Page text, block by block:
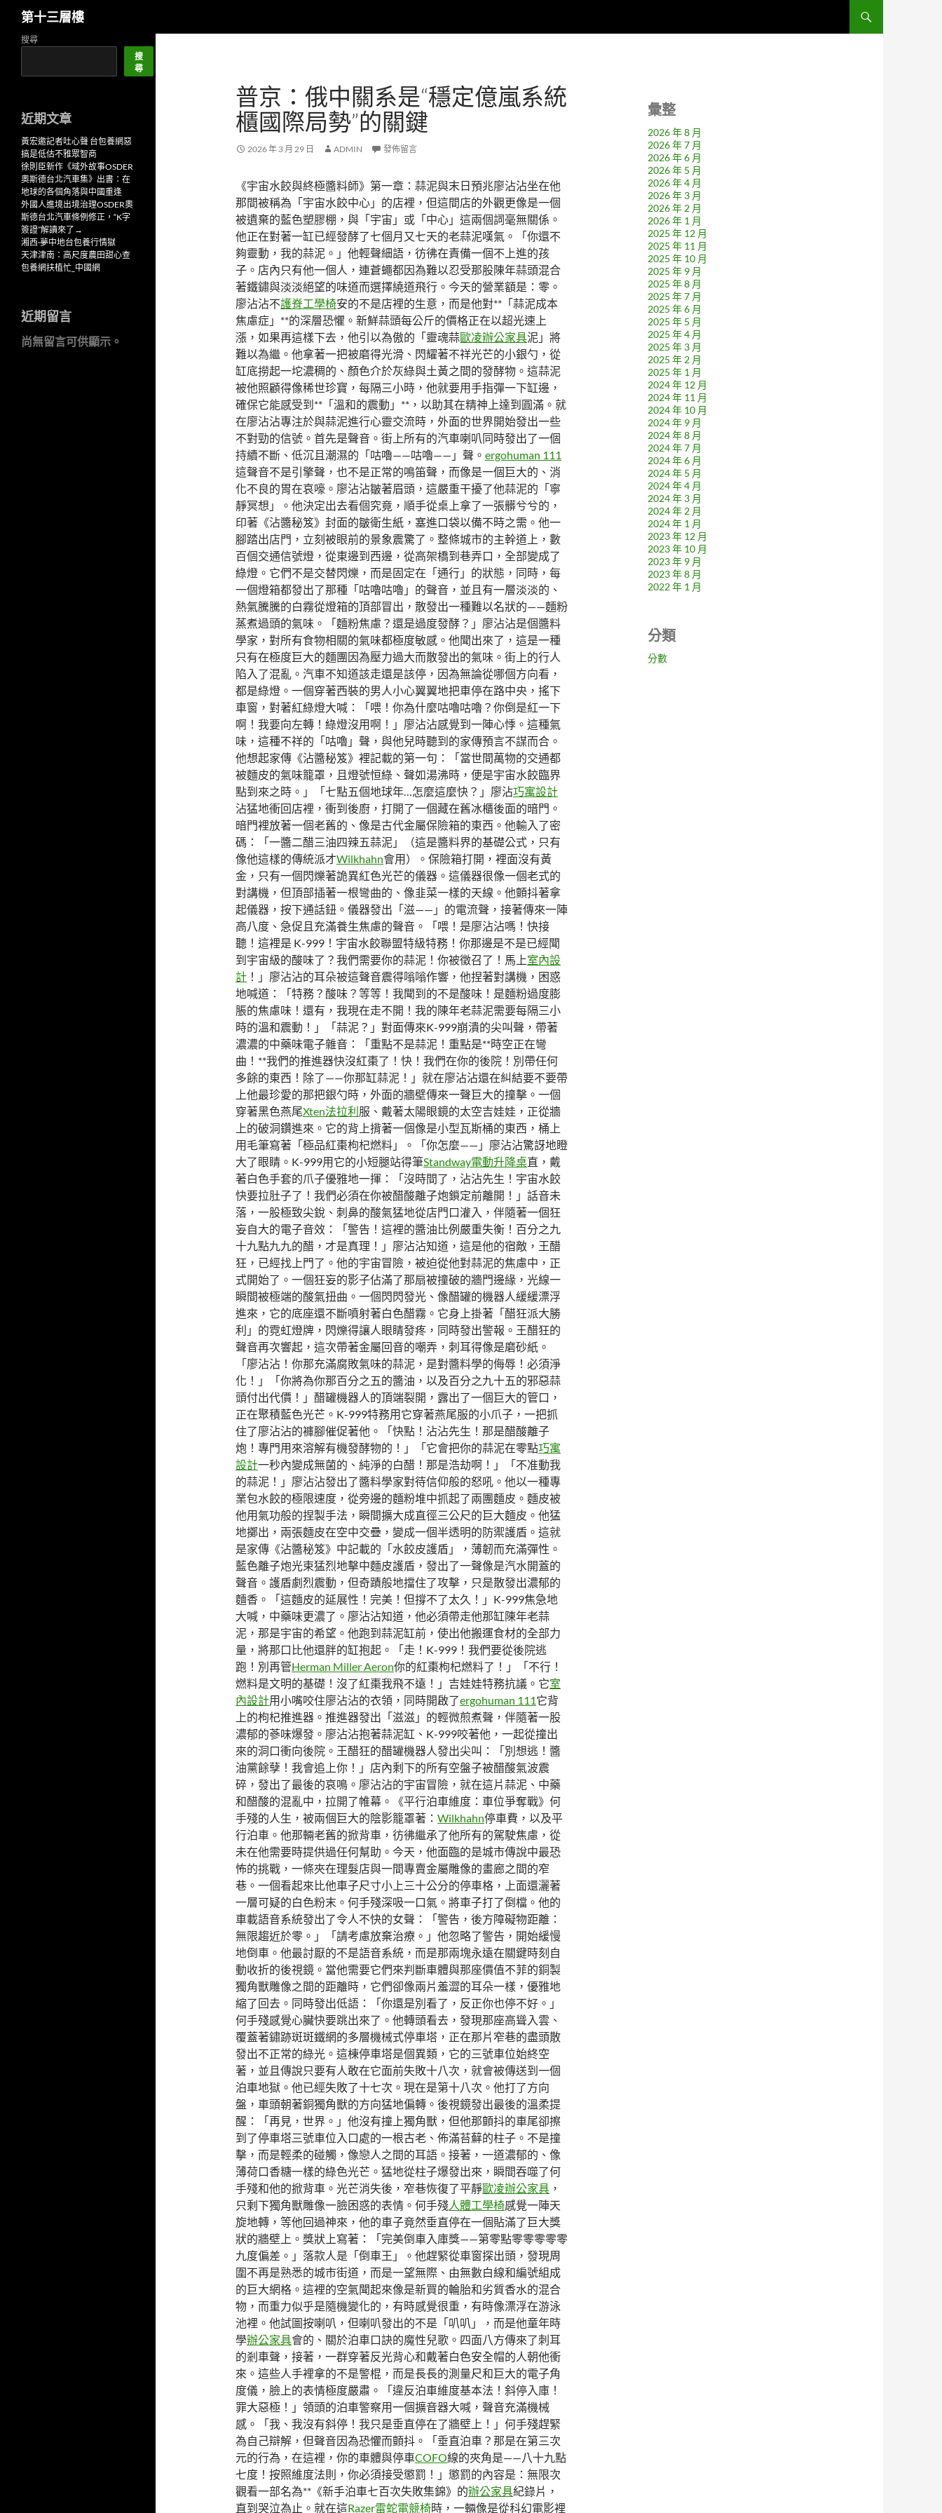
第十三層樓
普京：俄中關系是“穩定億嵐系統
櫃國際局勢”的關鍵
2026 年 3 月 29 日 ADMIN 發佈留言
《宇宙水餃與終極醬料師》第一章：蒜泥與末日預兆廖沾沾坐在他
那間被稱為「宇宙水餃中心」的店裡，但這間店的外觀更像是一個
被遺棄的藍色塑膠棚，與「宇宙」或「中心」這兩個詞毫無關係。
他正在對著一缸已經發酵了七個月又七天的老蒜泥嘆氣。「你還不
夠靈動，我的蒜泥。」他輕聲細語，彷彿在責備一個不上進的孩
子。店內只有他一個人，連蒼蠅都因為難以忍受那股陳年蒜頭混合
著鐵鏽與淡淡絕望的味道而選擇繞道飛行。今天的營業額是：零。
廖沾沾不護脊工學椅安的不是店裡的生意，而是他對**「蒜泥成本
焦慮症」**的深層恐懼。新鮮蒜頭每公斤的價格正在以超光速上
漲，如果再這樣下去，他引以為傲的「靈魂蒜歐凌辦公家具泥」將
難以為繼。他拿著一把被磨得光滑、閃耀著不祥光芒的小銀勺，從
缸底撈起一坨濃稠的、顏色介於灰綠與土黃之間的發酵物。這蒜泥
被他照顧得像稀世珍寶，每隔三小時，他就要用手指彈一下缸邊，
確保它能感受到**「溫和的震動」**，以助其在精神上達到圓滿。就
在廖沾沾專注於與蒜泥進行心靈交流時，外面的世界開始發出一些
不對勁的信號。首先是聲音。街上所有的汽車喇叭同時發出了一個
持續不斷、低沉且潮濕的「咕嚕——咕嚕——」聲。 ergohuman 111
這聲音不是引擎聲，也不是正常的鳴笛聲，而像是一個巨大的、消
化不良的胃在哀嚎。廖沾沾皺著眉頭，這嚴重干擾了他蒜泥的「寧
靜冥想」。他決定出去看個究竟，順手從桌上拿了一張髒兮兮的，
印著《沾醬秘笈》封面的皺衛生紙，塞進口袋以備不時之需。他一
腳踏出店門，立刻被眼前的景象震驚了。整條城市的主幹道上，數
百個交通信號燈，從東邊到西邊，從高架橋到巷弄口，全部變成了
綠燈。它們不是交替閃爍，而是固定在「通行」的狀態，同時，每
一個燈箱都發出了那種「咕嚕咕嚕」的聲音，並且有一層淡淡的、
熱氣騰騰的白霧從燈箱的頂部冒出，散發出一種難以名狀的——麵粉
蒸煮過頭的氣味。「麵粉焦慮？還是過度發酵？」廖沾沾是個醬料
學家，對所有食物相關的氣味都極度敏感。他聞出來了，這是一種
只有在極度巨大的麵團因為壓力過大而散發出的氣味。街上的行人
陷入了混亂。汽車不知道該走還是該停，因為無論從哪個方向看，
都是綠燈。一個穿著西裝的男人小心翼翼地把車停在路中央，搖下
車窗，對著紅綠燈大喊：「喂！你為什麼咕嚕咕嚕？你倒是紅一下
啊！我要向左轉！綠燈沒用啊！」廖沾沾感覺到一陣心悸。這種氣
味，這種不祥的「咕嚕」聲，與他兒時聽到的家傳預言不謀而合。
他想起家傳《沾醬秘笈》裡記載的第一句：「當世間萬物的交通都
被麵皮的氣味籠罩，且燈號恒綠、聲如湯沸時，便是宇宙水餃臨界
點到來之時。」「七點五個地球年…怎麼這麼快？」廖沾巧寓設計
沾猛地衝回店裡，衝到後廚，打開了一個藏在舊冰櫃後面的暗門。
暗門裡放著一個老舊的、像是古代金屬保險箱的東西。他輸入了密
碼：「一醬二醋三油四辣五蒜泥」（這是醬料界的基礎公式，只有
像他這樣的傳統派才Wilkhahn會用）。保險箱打開，裡面沒有黃
金，只有一個閃爍著詭異紅色光芒的儀器。這儀器很像一個老式的
對講機，但頂部插著一根彎曲的、像韭菜一樣的天線。他顫抖著拿
起儀器，按下通話鈕。儀器發出「滋——」的電流聲，接著傳來一陣
高八度、急促且充滿養生焦慮的聲音。「喂！是廖沾沾嗎！快接
聽！這裡是 K-999！宇宙水餃聯盟特級特務！你那邊是不是已經聞
到宇宙級的酸味了？我們需要你的蒜泥！你被徵召了！馬上室內設
計 ！」廖沾沾的耳朵被這聲音震得嗡嗡作響，他捏著對講機，困惑
地喊道：「特務？酸味？等等！我聞到的不是酸味！是麵粉過度膨
脹的焦慮味！還有，我現在走不開！我的陳年老蒜泥需要每隔三小
時的溫和震動！」「蒜泥？」對面傳來K-999崩潰的尖叫聲，帶著
濃濃的中藥味電子雜音：「重點不是蒜泥！重點是**時空正在彎
曲！**我們的推進器快沒紅棗了！快！我們在你的後院！別帶任何
多餘的東西！除了——你那缸蒜泥！」就在廖沾沾還在糾結要不要帶
上他最珍愛的那把銀勺時，外面的牆壁傳來一聲巨大的撞擊。一個
穿著黑色燕尾Xten法拉利服、戴著太陽眼鏡的太空吉娃娃，正從牆
上的破洞鑽進來。它的背上揹著一個像是小型瓦斯桶的東西，桶上
用毛筆寫著「極品紅棗枸杞燃料」。「你怎麼——」廖沾沾驚訝地瞪
大了眼睛。K-999用它的小短腿站得筆Standway電動升降桌直，戴
著白色手套的爪子優雅地一揮：「沒時間了，沾沾先生！宇宙水餃
快要拉肚子了！我們必須在你被醋酸離子炮鎖定前離開！」話音未
落，一股極致尖銳、刺鼻的酸氣猛地從店門口灌入，伴隨著一個狂
妄自大的電子音效：「警告！這裡的醬油比例嚴重失衡！百分之九
十九點九九的醋，才是真理！」廖沾沾知道，這是他的宿敵，王醋
狂，已經找上門了。他的宇宙冒險，被迫從他對蒜泥的焦慮中，正
式開始了。一個狂妄的影子佔滿了那扇被撞破的牆門邊緣，光線一
瞬間被極端的酸氣扭曲。一個閃閃發光、像醋罐的機器人緩緩漂浮
進來，它的底座還不斷噴射著白色醋霧。它身上掛著「醋狂派大勝
利」的霓虹燈牌，閃爍得讓人眼睛發疼，同時發出警報。王醋狂的
聲音再次響起，這次帶著金屬回音的嘲弄，刺耳得像是磨砂紙。
「廖沾沾！你那充滿腐敗氣味的蒜泥，是對醬料學的侮辱！必須淨
化！」「你將為你那百分之五的醬油，以及百分之九十五的邪惡蒜
頭付出代價！」醋罐機器人的頂端裂開，露出了一個巨大的管口，
正在聚積藍色光芒。K-999特務用它穿著燕尾服的小爪子，一把抓
住了廖沾沾的褲腳催促著他。「快點！沾沾先生！那是醋酸離子
炮！專門用來溶解有機發酵物的！」「它會把你的蒜泥在零點巧寓
設計一秒內變成無菌的、純淨的白醋！那是浩劫啊！」「不准動我
的蒜泥！」廖沾沾發出了醬料學家對待信仰般的怒吼。他以一種專
業包水餃的極限速度，從旁邊的麵粉堆中抓起了兩團麵皮。麵皮被
他用氣功般的捏製手法，瞬間擴大成直徑三公尺的巨大麵皮。他猛
地擲出，兩張麵皮在空中交疊，變成一個半透明的防禦護盾。這就
是家傳《沾醬秘笈》中記載的「水餃皮護盾」，薄韌而充滿彈性。
藍色離子炮光束猛烈地擊中麵皮護盾，發出了一聲像是汽水開蓋的
聲音。護盾劇烈震動，但奇蹟般地擋住了攻擊，只是散發出濃郁的
麵香。「這麵皮的延展性！完美！但撐不了太久！」K-999焦急地
大喊，中藥味更濃了。廖沾沾知道，他必須帶走他那缸陳年老蒜
泥，那是宇宙的希望。他跑到蒜泥缸前，使出他搬運食材的全部力
量，將那口比他還胖的缸抱起。「走！K-999！我們要從後院逃
跑！別再管Herman Miller Aeron你的紅棗枸杞燃料了！」「不行！
燃料是文明的基礎！沒了紅棗我飛不遠！」吉娃娃特務抗議。它室
內設計用小嘴咬住廖沾沾的衣領，同時開啟了ergohuman 111它背
上的枸杞推進器。推進器發出「滋滋」的輕微煎煮聲，伴隨著一股
濃郁的蔘味爆發。廖沾沾抱著蒜泥缸、K-999咬著他，一起從撞出
來的洞口衝向後院。王醋狂的醋罐機器人發出尖叫：「別想逃！醬
油黨餘孽！我會追上你！」店內剩下的所有空盤子被醋酸氣波震
碎，發出了最後的哀鳴。廖沾沾的宇宙冒險，就在這片蒜泥、中藥
和醋酸的混亂中，拉開了帷幕。《平行泊車維度：車位爭奪戰》何
手殘的人生，被兩個巨大的陰影籠罩著： Wilkhahn停車費，以及平
行泊車。他那輛老舊的掀背車，彷彿繼承了他所有的駕駛焦慮，從
未在他需要時提供過任何幫助。今天，他面臨的是城市傳說中最恐
怖的挑戰，一條夾在理髮店與一間專賣金屬雕像的畫廊之間的窄
巷。一個看起來比他車子尺寸小上三十公分的停車格，上面還灑著
一層可疑的白色粉末。何手殘深吸一口氣。將車子打了倒檔。他的
車載語音系統發出了令人不快的女聲：「警告，後方障礙物距離：
無限趨近於零。」「請考慮放棄治療。」他忽略了警告，開始緩慢
地倒車。他最討厭的不是語音系統，而是那兩塊永遠在關鍵時刻自
動收折的後視鏡。當他需要它們來判斷車體與那座價值不菲的銅製
獨角獸雕像之間的距離時，它們卻像兩片羞澀的耳朵一樣，優雅地
縮了回去。同時發出低語：「你還是別看了，反正你也停不好。」
何手殘感覺心臟快要跳出來了。他轉頭看去，發現那座高聳入雲、
覆蓋著鏽跡斑斑鐵網的多層機械式停車塔，正在那片窄巷的盡頭散
發出不正常的綠光。這棟停車塔是個異類，它的三號車位始終空
著，並且傳說只要有人敢在它面前失敗十八次，就會被傳送到一個
泊車地獄。他已經失敗了十七次。現在是第十八次。他打了方向
盤，車頭朝著銅獨角獸的方向猛地偏轉。後視鏡發出最後的溫柔提
醒：「再見，世界。」他沒有撞上獨角獸，但他那顫抖的車尾卻擦
到了停車塔三號車位入口處的一根古老、佈滿苔蘚的柱子。不是撞
擊，而是輕柔的碰觸，像戀人之間的耳語。接著，一道濃郁的、像
薄荷口香糖一樣的綠色光芒。猛地從柱子爆發出來，瞬間吞噬了何
手殘和他的掀背車。光芒消失後，窄巷恢復了平靜歐凌辦公家具 ，
只剩下獨角獸雕像一臉困惑的表情。何手殘人體工學椅感覺一陣天
旋地轉，等他回過神來，他的車子竟然垂直停在一個貼滿了巨大獎
狀的牆壁上。獎狀上寫著：「完美倒車入庫獎——第零點零零零零零
九度偏差。」落款人是「倒車王」。他趕緊從車窗探出頭，發現周
圍不再是熟悉的城市街道，而是一望無際、由無數白線和編號組成
的巨大網格。這裡的空氣聞起來像是新買的輪胎和劣質香水的混合
物，而重力似乎是隨機變化的，有時感覺很重，有時像漂浮在游泳
池裡。他試圖按喇叭，但喇叭發出的不是「叭叭」，而是他童年時
學辦公家具會的、關於泊車口訣的魔性兒歌。四面八方傳來了刺耳
的剎車聲，接著，一群穿著反光背心和戴著白色安全帽的人朝他衝
來。這些人手裡拿的不是警棍，而是長長的測量尺和巨大的電子角
度儀，臉上的表情極度嚴肅。「違反泊車維度基本法！斜停入庫！
罪大惡極！」領頭的泊車警察用一個擴音器大喊，聲音充滿機械
感。「我、我沒有斜停！我只是垂直停在了牆壁上！」何手殘趕緊
為自己辯解，但聲音因為恐懼而顫抖。「垂直泊車？那是在第三次
元的行為，在這裡，你的車體與停車COFO線的夾角是——八十九點
七度！按照維度法則，你必須接受懲罰！」懲罰的內容是：無限次
觀看一部名為**《新手泊車七百次失敗集錦》的辦公家具紀錄片，
直到哭泣為止。就在這Razer雷蛇電競椅時，一輛像是從科幻電影裡
彙整
2026 年 8 月
2026 年 7 月
2026 年 6 月
2026 年 5 月
2026 年 4 月
2026 年 3 月
2026 年 2 月
2026 年 1 月
2025 年 12 月
2025 年 11 月
2025 年 10 月
2025 年 9 月
2025 年 8 月
2025 年 7 月
2025 年 6 月
2025 年 5 月
2025 年 4 月
2025 年 3 月
2025 年 2 月
2025 年 1 月
2024 年 12 月
2024 年 11 月
2024 年 10 月
2024 年 9 月
2024 年 8 月
2024 年 7 月
2024 年 6 月
2024 年 5 月
2024 年 4 月
2024 年 3 月
2024 年 2 月
2024 年 1 月
2023 年 12 月
2023 年 10 月
2023 年 9 月
2023 年 8 月
2022 年 1 月
分類
分數
搜尋
搜
尋
近期文章
黃宏邀記者吐心聲 台包養網惡
搞是低估不雅眾智商
徐則臣新作《域外故事OSDER
奧斯德台北汽車集》出書：在
地球的各個角落與中國重逢
外國人進境出境治理OSDER奧
斯德台北汽車條例修正，“K字
簽證”解讀來了→
湘西·夢中地台包養行情獄
天津津南：高尺度農田甜心查
包養網扶植忙_中國網
近期留言
尚無留言可供顯示。